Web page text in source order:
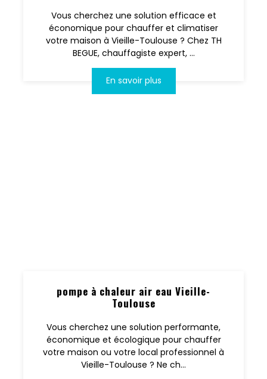
Vous cherchez une solution efficace et
économique pour chauffer et climatiser
votre maison à Vieille-Toulouse ? Chez TH
BEGUE, chauffagiste expert, ...
En savoir plus
pompe à chaleur air eau Vieille-
Toulouse
Vous cherchez une solution performante,
économique et écologique pour chauffer
votre maison ou votre local professionnel à
Vieille-Toulouse ? Ne ch...